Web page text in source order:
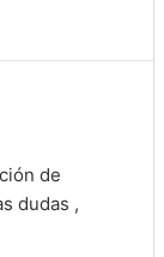
de
dudas ,